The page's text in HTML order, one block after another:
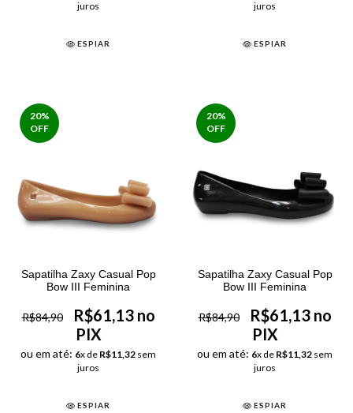
juros
ESPIAR
juros
ESPIAR
20%
OFF
Sapatilha Zaxy Casual Pop
Bow III Feminina
R$84,90
R$61,13 no
PIX
ou em até: 6x de R$11,32 sem
juros
ESPIAR
20%
OFF
Sapatilha Zaxy Casual Pop
Bow III Feminina
R$84,90
R$61,13 no
PIX
ou em até: 6x de R$11,32 sem
juros
ESPIAR